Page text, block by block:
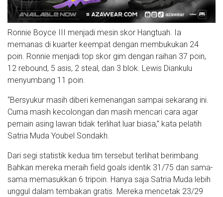
Ronnie Boyce III menjadi mesin skor Hangtuah. Ia
memanas di kuarter keempat dengan membukukan 24
poin. Ronnie menjadi top skor gim dengan raihan 37 poin,
12 rebound, 5 asis, 2 steal, dan 3 blok. Lewis Diankulu
menyumbang 11 poin.
“Bersyukur masih diberi kemenangan sampai sekarang ini.
Cuma masih kecolongan dan masih mencari cara agar
pemain asing lawan tidak terlihat luar biasa,” kata pelatih
Satria Muda Youbel Sondakh.
Dari segi statistik kedua tim tersebut terlihat berimbang.
Bahkan mereka meraih field goals identik 31/75 dan sama-
sama memasukkan 6 tripoin. Hanya saja Satria Muda lebih
unggul dalam tembakan gratis. Mereka mencetak 23/29